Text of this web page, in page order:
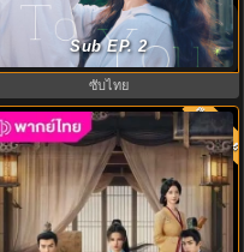
Dream to You (2026) เติมฝันในใจ
เธอ พากย์ไทย ซับไทย EP1-12
Sub EP. 2
ซับไทย
8.0 พากย์ไทย